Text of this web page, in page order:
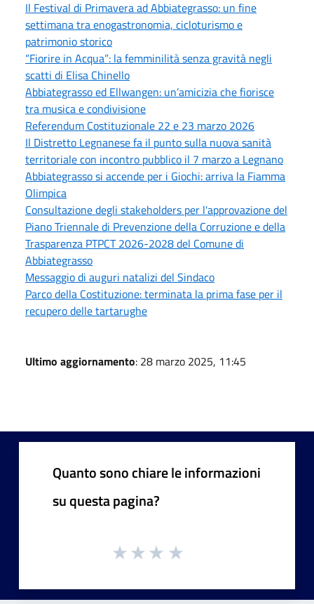
Il Festival di Primavera ad Abbiategrasso: un fine
settimana tra enogastronomia, cicloturismo e
patrimonio storico
“Fiorire in Acqua”: la femminilità senza gravità negli
scatti di Elisa Chinello
Abbiategrasso ed Ellwangen: un’amicizia che fiorisce
tra musica e condivisione
Referendum Costituzionale 22 e 23 marzo 2026
Il Distretto Legnanese fa il punto sulla nuova sanità
territoriale con incontro pubblico il 7 marzo a Legnano
Abbiategrasso si accende per i Giochi: arriva la Fiamma
Olimpica
Consultazione degli stakeholders per l'approvazione del
Piano Triennale di Prevenzione della Corruzione e della
Trasparenza PTPCT 2026-2028 del Comune di
Abbiategrasso
Messaggio di auguri natalizi del Sindaco
Parco della Costituzione: terminata la prima fase per il
recupero delle tartarughe
Ultimo aggiornamento: 28 marzo 2025, 11:45
Quanto sono chiare le informazioni
su questa pagina?